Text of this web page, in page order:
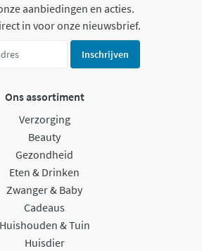
aanbiedingen en acties.
in voor onze nieuwsbrief.
Inschrijven
Ons assortiment
Verzorging
Beauty
Gezondheid
Eten & Drinken
Zwanger & Baby
Cadeaus
Huishouden & Tuin
Huisdier